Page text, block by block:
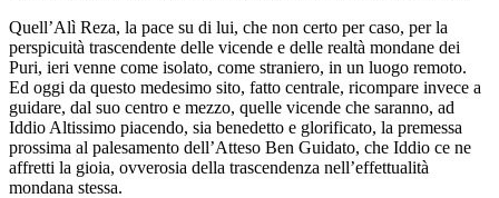
Quell’Alì Reza, la pace su di lui, che non certo per caso, per la
perspicuità trascendente delle vicende e delle realtà mondane dei
Puri, ieri venne come isolato, come straniero, in un luogo remoto.
Ed oggi da questo medesimo sito, fatto centrale, ricompare invece a
guidare, dal suo centro e mezzo, quelle vicende che saranno, ad
Iddio Altissimo piacendo, sia benedetto e glorificato, la premessa
prossima al palesamento dell’Atteso Ben Guidato, che Iddio ce ne
affretti la gioia, ovverosia della trascendenza nell’effettualità
mondana stessa.